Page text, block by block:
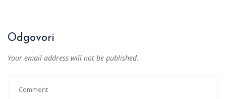
Odgovori
Your email address will not be published.